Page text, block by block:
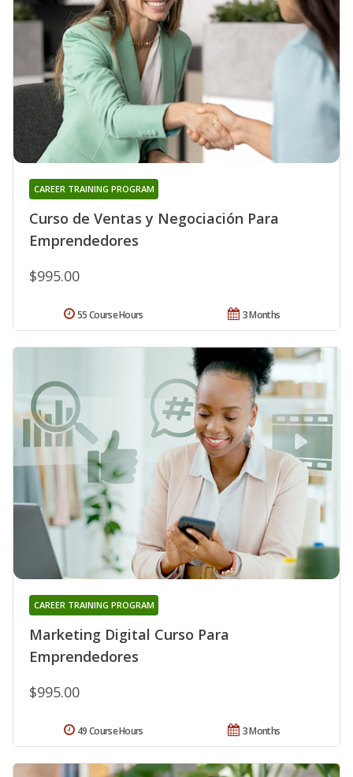
Curso de Ventas y Negociación Para
Emprendedores
CAREER TRAINING PROGRAM
$995.00
3 Months
55 Course Hours
Marketing Digital Curso Para
Emprendedores
CAREER TRAINING PROGRAM
$995.00
3 Months
49 Course Hours